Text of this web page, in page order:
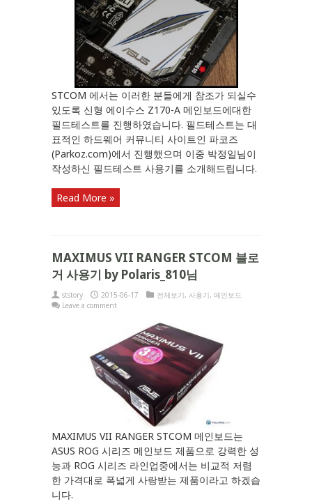
STCOM 에서는 이러한 분들에게 참조가 되실수
있도록 신형 에이수스 Z170-A 메인보드에대한
필드테스트를 진행하였습니다. 필드테스트는 대
표적인 하드웨어 커뮤니티 사이트인 파코즈
(Parkoz.com)에서 진행했으며 이중 박정일님이
작성하신 필드테스트 사용기를 소개해드립니다.
Read More »
MAXIMUS VII RANGER STCOM 블로
거 사용기 by Polaris_810님
ststory 2015-06-17 전체보기, 사용기, 메인보드
Leave a comment
MAXIMUS VII RANGER STCOM 메인보드는
ASUS ROG 시리즈 메인보드 제품으로 강력한 성
능과 ROG 시리즈 라인업중에서는 비교적 저렴
한 가격대로 폭넓게 사랑받는 제품이라고 하겠습
니다.